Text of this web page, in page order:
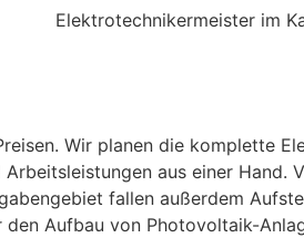
Elektro­techniker­meister im
Wir planen die komplette
aus einer
fallen außerdem
Aufbau von Photovoltaik-